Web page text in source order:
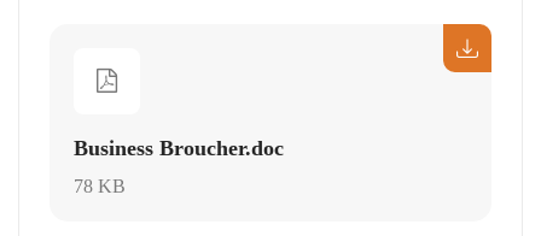
Business Broucher.doc
78 KB